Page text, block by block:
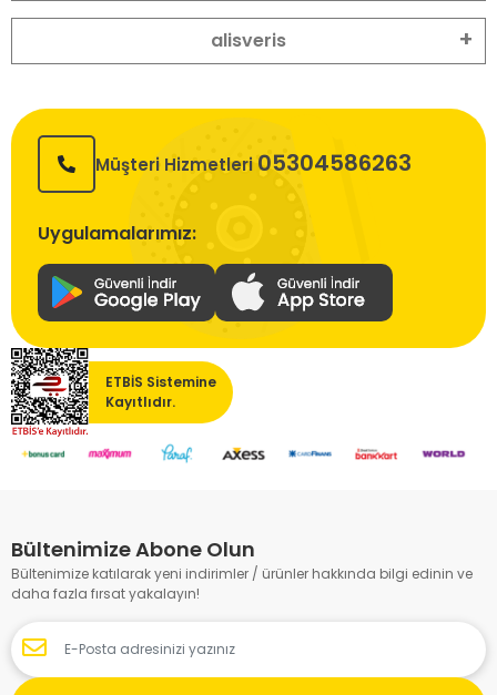
alisveris
Müşteri Hizmetleri 05304586263
Uygulamalarımız:
ETBİS Sistemine
Kayıtlıdır.
Bültenimize Abone Olun
Bültenimize katılarak yeni indirimler / ürünler hakkında bilgi edinin ve
daha fazla fırsat yakalayın!